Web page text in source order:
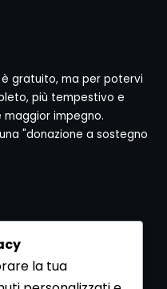
gratuito, ma per potervi
più tempestivo e
impegno.
"donazione a sostegno
la tua